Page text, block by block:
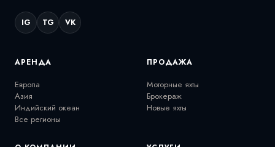
IG TG VK
АРЕНДА
Европа
Азия
Индийский океан
Все регионы
ПРОДАЖА
Моторные яхты
Брокераж
Новые яхты